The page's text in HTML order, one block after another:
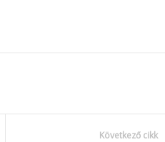
Következő cikk